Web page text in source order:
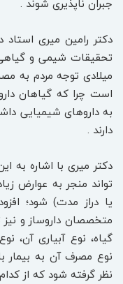
دکتر رامین میری
میلادی توجه مردم به
است چرا که گیاهان
به داروهای شیمیایی
دارند .
دکتر میری با اشاره به
تواند منجر به عوارض
یا دراز مدت) شود؛
متخصصان داروساز و
گیاه، نوع آبیاری
نوع مصرف آن به بیمار
نظر گرفته شود که از